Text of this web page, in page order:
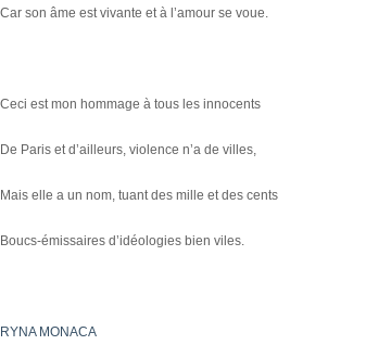
Car son âme est vivante et à l’amour se voue.
Ceci est mon hommage à tous les innocents
De Paris et d’ailleurs, violence n’a de villes,
Mais elle a un nom, tuant des mille et des cents
Boucs-émissaires d’idéologies bien viles.
RYNA MONACA